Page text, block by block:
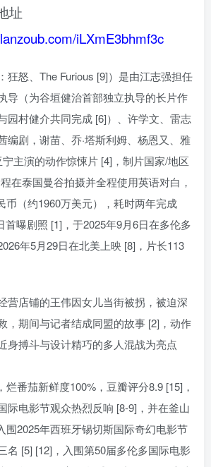
址
iLXmE3bhmf3c
狂怒、The Furious [9]）是由江志强担任
导（为谷垣健治首部独立执导的长片作
园村健介共同完成 [6]）、许学文、雷志
编剧，谢苗、乔·塔斯利姆、杨恩又、雅
宁主演的动作惊悚片 [4]，制片国家/地区
在泰国曼谷拍摄并全程使用英语对白，
币（约1960万美元），耗时两年完成
首曝剧照 [1]，于2025年9月6日在多伦多
年5月29日在北美上映 [8]，片长113
营店铺的王伟因女儿当街被拐，被迫深
，期间与记者结成同盟的故事 [2]，动作
身搏斗与设计精巧的多人混战为亮点
番茄新鲜度100%，豆瓣评分8.9 [15]，
际电影节观众热烈反响 [8-9]，并在釜山
围2025年西班牙锡切斯国际奇幻电影节
名 [5] [12]，入围第50届多伦多国际电影